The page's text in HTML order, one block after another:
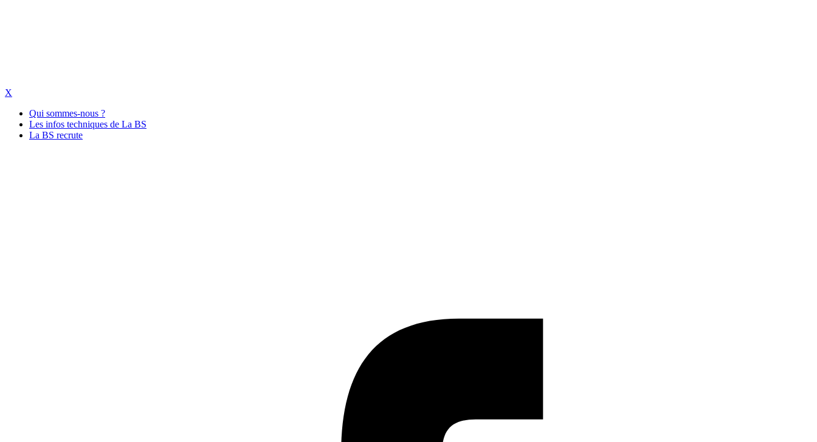
X
Qui sommes-nous ?
Les infos techniques de La BS
La BS recrute